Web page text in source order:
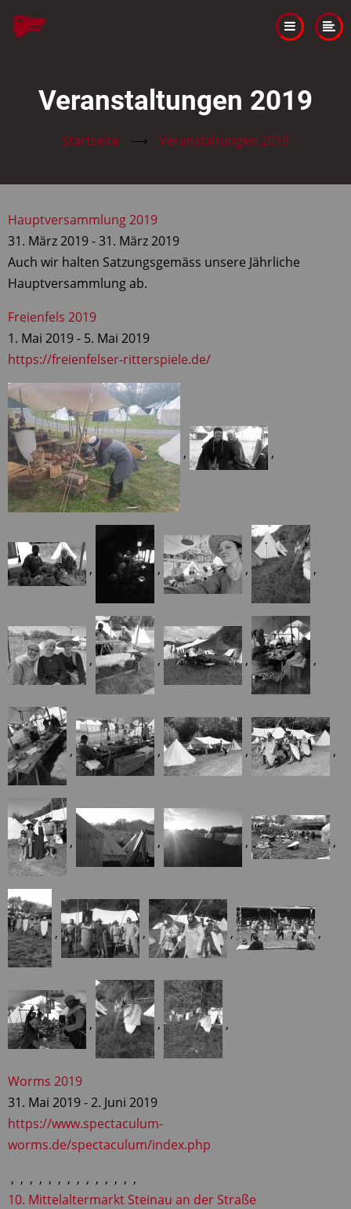
zum
Veranstaltungen 2019
Startseite ⟶ Veranstaltungen 2019
Hauptversammlung 2019
31. März 2019-31. März 2019
Auch wir halten Satzungsgemäss unsere Jährliche
Hauptversammlung ab.
Freienfels 2019
1. Mai 2019- 5. Mai 2019
https://freienfelser-ritterspiele.de/
, ,
, , , ,
, , , ,
, , , ,
, , , ,
, , , ,
, , ,
Worms 2019
31. Mai 2019-2. Juni 2019
https://www.spectaculum-
worms.de/spectaculum/index.php
, , , , , , , , , , , , , ,
10. Mittelaltermarkt Steinau an der Straße